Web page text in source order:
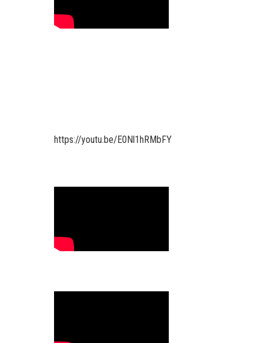
https://youtu.be/E0Nl1hRMbFY